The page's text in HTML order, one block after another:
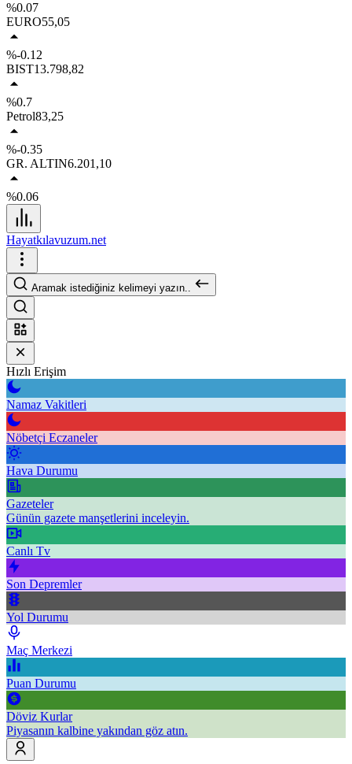
%0.07
EURO55,05
%-0.12
BIST13.798,82
%0.7
Petrol83,25
%-0.35
GR. ALTIN6.201,10
%0.06
Hayatkılavuzum.net
Aramak istediğiniz kelimeyi yazın..
Hızlı Erişim
Namaz Vakitleri
Nöbetçi Eczaneler
Hava Durumu
Gazeteler
Günün gazete manşetlerini inceleyin.
Canlı Tv
Son Depremler
Yol Durumu
Maç Merkezi
Puan Durumu
Döviz Kurlar
Piyasanın kalbine yakından göz atın.